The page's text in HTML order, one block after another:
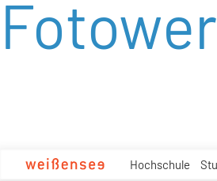
zum
Inhalt
Hochschule